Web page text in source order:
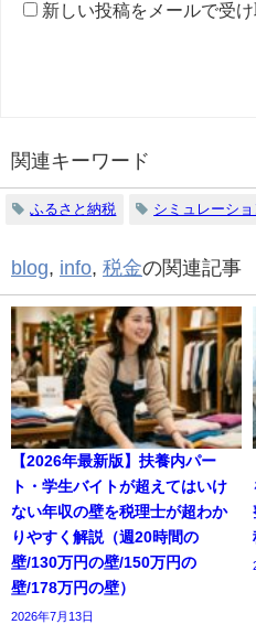
新しい投稿をメールで受け
関連キーワード
ふるさと納税 シミュレーショ
blog, info, 税金の関連記事
【2026年最新版】扶養内パー
ト・学生バイトが超えてはいけ
ない年収の壁を税理士が超わか
りやすく解説（週20時間の
壁/130万円の壁/150万円の
壁/178万円の壁）
2026年7月13日